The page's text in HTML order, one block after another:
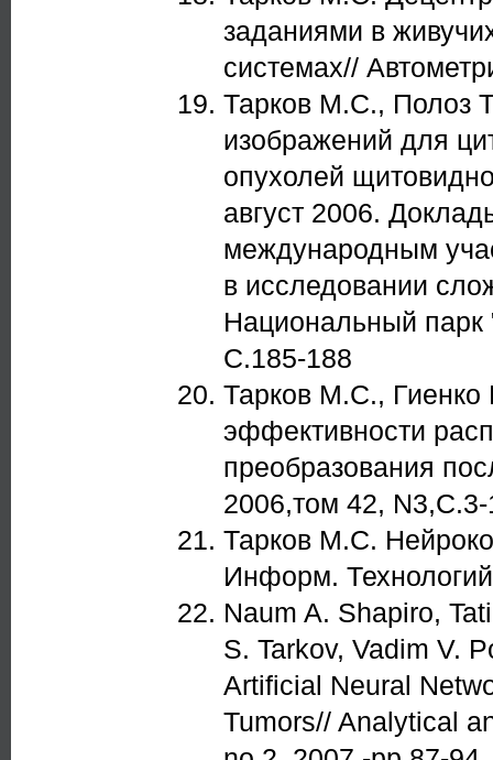
заданиями в
системах//
Тарков М.С., Полоз
изображений для
опухолей
август 2006.
международным
в исследовании
Национальный парк
С.185-188
Тарков М.С.,
эффективности
преобразования
2006,том 42,
Тарков М.С.
Информ.
Naum A. Shapiro,
S. Tarkov, Vadim V.
Artificial Neural
Tumors// Analytical